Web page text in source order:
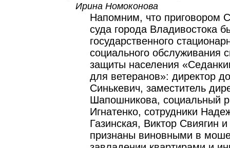
Ирина Номоконова
Напомним, что приговором
суда города Владивостока
государственного
социального обслуживания
защиты населения
для ветеранов»: директор
Синькевич, заместитель
Шапошникова, социальный
Игнатенко, сотрудники
Газинская, Виктор Свиягин
признаны виновными в